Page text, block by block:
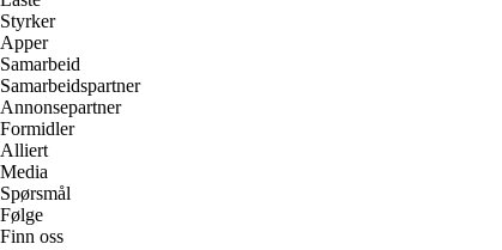
Styrker
Apper
Samarbeid
Samarbeidspartner
Annonsepartner
Formidler
Alliert
Media
Spørsmål
Følge
Finn oss